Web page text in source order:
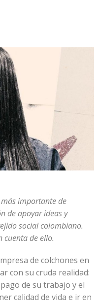
importante de
de apoyar ideas y
social colombiano.
cuenta de ello.
de colchones en
con su cruda realidad:
de su trabajo y el
calidad de vida e ir en